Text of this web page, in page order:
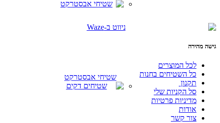
שטיחי אבסטרקט
גישה מהירה
לכל המוצרים
כל השטיחים בחנות
תקנון
סל הקניות שלי
מדיניות פרטיות
אודות
צור קשר